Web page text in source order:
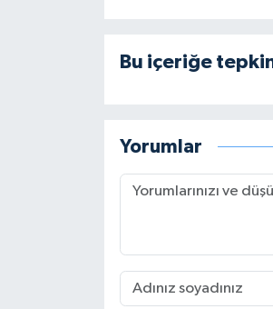
Bu içeriğe
Yorumlar